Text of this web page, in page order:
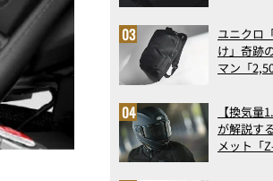
アの実力
ユニクロ
け」奇跡
マン「
ト3】（
【換気量
が解説す
メット「